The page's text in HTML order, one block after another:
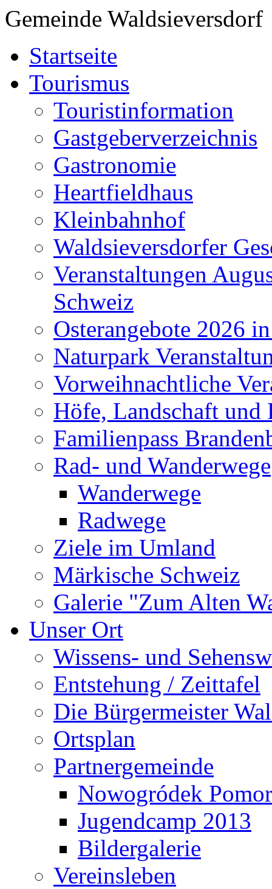
Gemeinde Waldsieversdorf
Startseite
Tourismus
Touristinformation
Gastgeberverzeichnis
Gastronomie
Heartfieldhaus
Kleinbahnhof
Waldsieversdorfer
Veranstaltungen
Schweiz
Osterangebote 2026
Naturpark
Vorweihnachtliche
Höfe, Landschaft und
Familienpass
Rad- und Wanderwege
Wanderwege
Radwege
Ziele im Umland
Märkische Schweiz
Galerie "Zum Alten
Unser Ort
Wissens- und
Entstehung / Zeittafel
Die Bürgermeister
Ortsplan
Partnergemeinde
Nowogródek
Jugendcamp 2013
Bildergalerie
Vereinsleben